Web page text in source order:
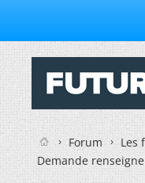
Forum Les
Demande